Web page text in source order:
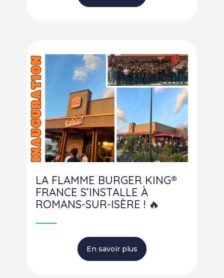
LA FLAMME BURGER KING®
FRANCE S’INSTALLE À
ROMANS-SUR-ISÈRE ! 🔥
En savoir plus